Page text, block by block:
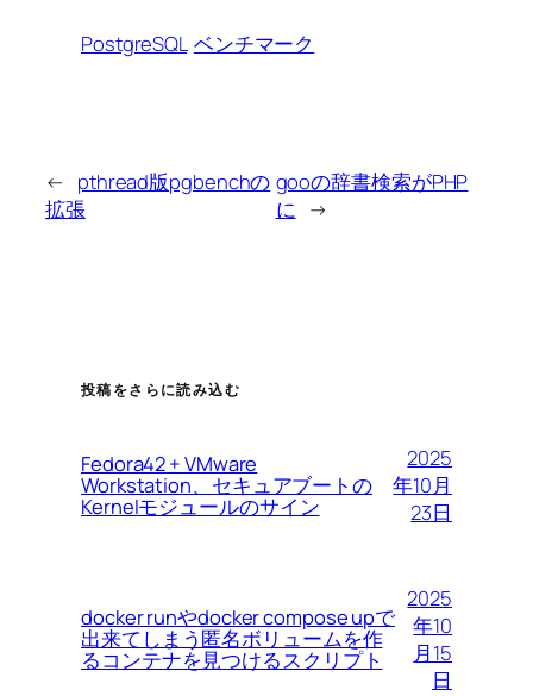
PostgreSQL ベンチマーク
← pthread版pgbenchの
拡張
gooの辞書検索がPHP
に →
投稿をさらに読み込む
Fedora42 + VMware
Workstation、セキュアブートの
Kernelモジュールのサイン
2025
年10月
23日
docker runやdocker compose upで
出来てしまう匿名ボリュームを作
るコンテナを見つけるスクリプト
2025
年10
月15
日